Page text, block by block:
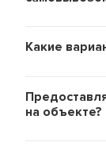
Какие
на объекте?